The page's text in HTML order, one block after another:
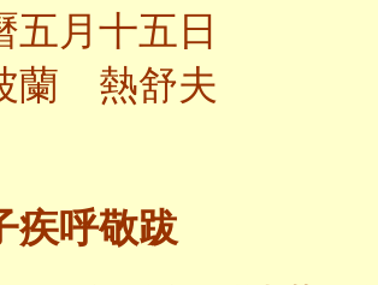
五月十五日
蘭 熱舒夫
疾呼敬跋